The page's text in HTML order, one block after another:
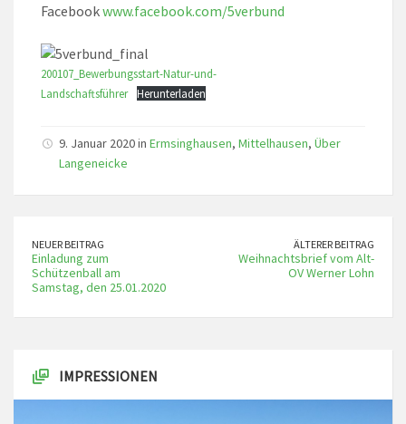
Facebookwww.facebook.com/5verbund
200107_Bewerbungsstart-Natur-und-
Landschaftsführer
Herunterladen
9. Januar 2020 in Ermsinghausen, Mittelhausen, Über
Langeneicke
NEUER BEITRAG
Einladung zum
Schützenball am
Samstag, den 25.01.2020
ÄLTERER BEITRAG
Weihnachtsbrief vom Alt-
OV Werner Lohn
IMPRESSIONEN